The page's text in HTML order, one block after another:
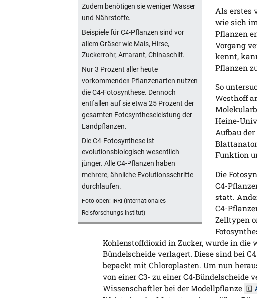
Zudem benötigen sie weniger Wasser
und Nährstoffe.
Beispiele für C4-Pflanzen sind vor
allem Gräser wie Mais, Hirse,
Zuckerrohr, Amarant, Chinaschilf.
Nur 3 Prozent aller heute
vorkommenden Pflanzenarten nutzen
die C4-Fotosynthese. Dennoch
entfallen auf sie etwa 25 Prozent der
gesamten Fotosyntheseleistung der
Landpflanzen.
Die C4-Fotosynthese ist
evolutionsbiologisch wesentlich
jünger. Alle C4-Pflanzen haben
mehrere, ähnliche Evolutionsschritte
durchlaufen.
Foto oben: IRRI (Internationales
Reisforschungs-Institut)
Als erstes
wie sich
Pflanzen
Vorgang
kennt,
Pflanzen
So
Westhoff
Heine-
Aufbau
Funktion
Die
C4-
statt.
C4-
Zelltypen
Kohlenstoffdioxid in Zucker, wurde in die
Bündelscheide verlagert. Diese sind bei
bepackt mit Chloroplasten. Um nun
von einer C3- zu einer C4-Bündelscheide
Wissenschaftler bei der Modellpflanze